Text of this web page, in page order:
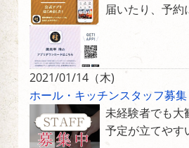
届いたり、予約
2021/01/14（木)
ホール・キッチンスタッフ募
未経験者でも
予定が立てやす